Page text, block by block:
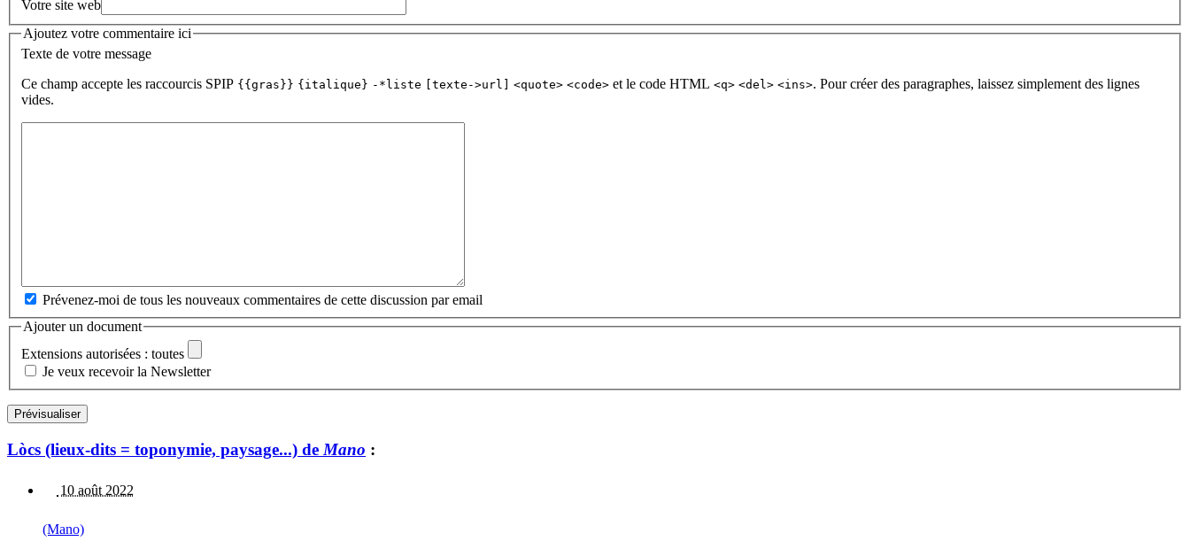
Votre site web
Ajoutez votre commentaire ici
Texte de votre message
Ce champ accepte les raccourcis SPIP {{gras}} {italique} -*liste [texte->url] <quote> <code> et le code HTML <q> <del> <ins>. Pour créer des paragraphes, laissez simplement des lignes
vides.
Prévenez-moi de tous les nouveaux commentaires de cette discussion par email
Ajouter un document
Extensions autorisées : toutes
Je veux recevoir la Newsletter
Lòcs (lieux-dits = toponymie, paysage...) de Mano :
10 août 2022
(Mano)